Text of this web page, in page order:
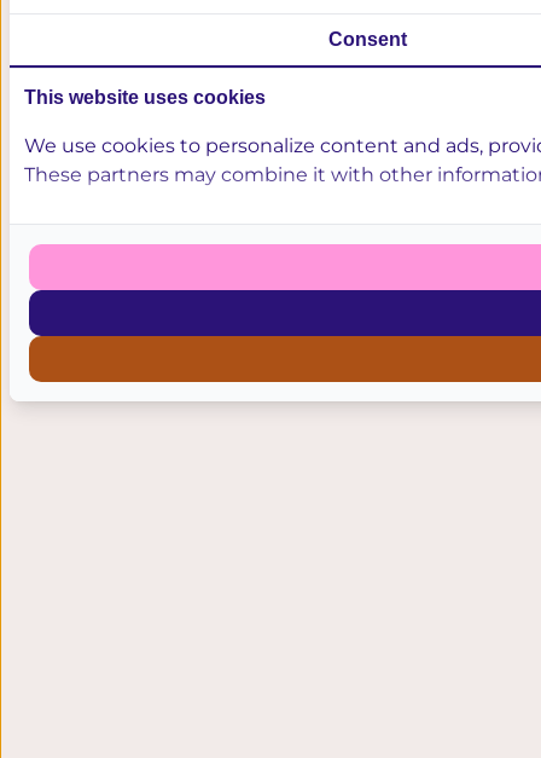
Consent
This website uses cookies
We use cookies to personalize content and ads,
These partners may combine it with other